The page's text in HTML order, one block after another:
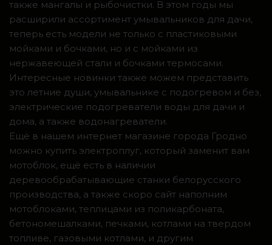
также мангалы и рыбочистки. В этом годы мы
расширили ассортимент умывальников для дачи,
теперь есть модели не только с пластиковыми
мойками и бочками, но и с мойками из
нержавеющей стали и бочками термосами.
Интересные новинки также можем представить
это летние души, умывальнике с подогревом и без,
электрические подогреватели воды для дачи и
дома, а также водонагреватели.
Ещё в нашем интернет магазине города Гродно
можно купить электроплуг, который заменит вам
мотоблок, ещё есть в наличии
деревообрабатывающие станки белорусского
производства, а также скоро сайт наполним
мотоблоками, теплицами из поликарбоната,
бетономешалками, печками, котлами на твердом
топливе, газовыми котлами, и другим